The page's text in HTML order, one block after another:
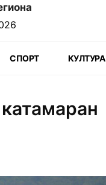
СПОРТ КУЛТУРА